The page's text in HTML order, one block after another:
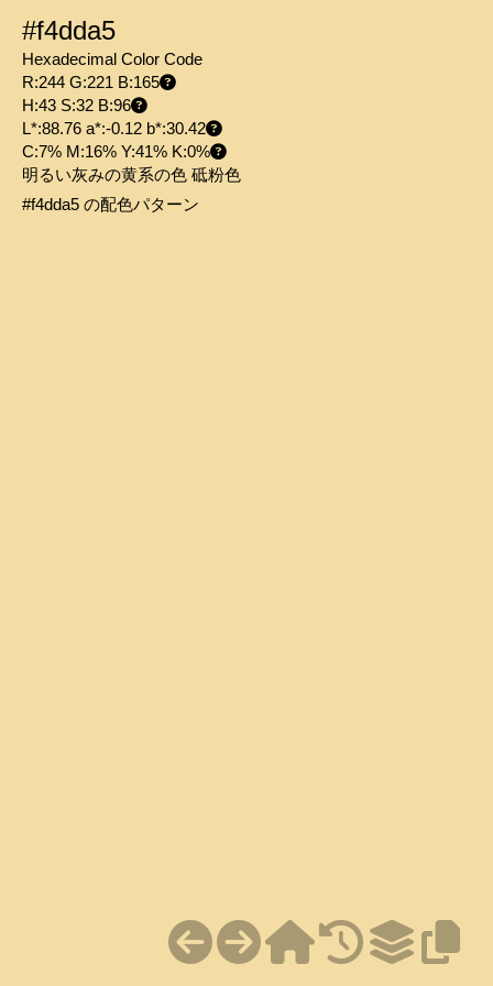
#f4dda5
Hexadecimal Color Code
R:244 G:221 B:165
H:43 S:32 B:96
L*:88.76 a*:-0.12 b*:30.42
C:7% M:16% Y:41% K:0%
明るい灰みの黄系の色 砥粉色
#f4dda5 の配色パターン